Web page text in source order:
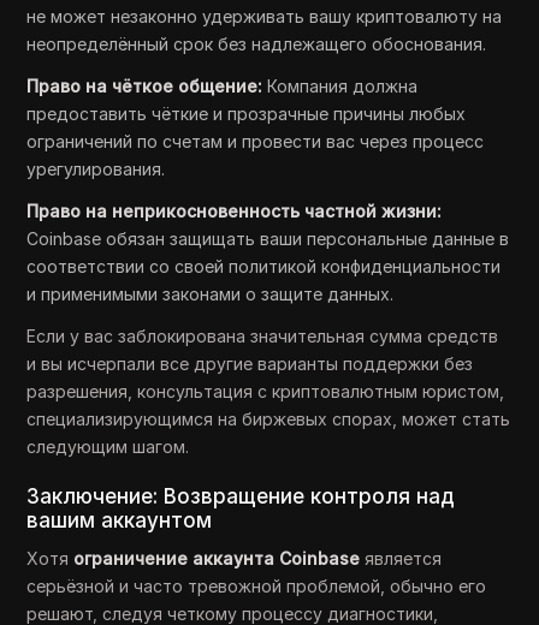
не может незаконно удерживать вашу криптовалюту на
неопределённый срок без надлежащего обоснования.
Право на чёткое общение: Компания должна
предоставить чёткие и прозрачные причины любых
ограничений по счетам и провести вас через процесс
урегулирования.
Право на неприкосновенность частной жизни:
Coinbase обязан защищать ваши персональные данные в
соответствии со своей политикой конфиденциальности
и применимыми законами о защите данных.
Если у вас заблокирована значительная сумма средств
и вы исчерпали все другие варианты поддержки без
разрешения, консультация с криптовалютным юристом,
специализирующимся на биржевых спорах, может стать
следующим шагом.
Заключение: Возвращение контроля над
вашим аккаунтом
Хотя ограничение аккаунта Coinbase является
серьёзной и часто тревожной проблемой, обычно его
решают, следуя четкому процессу диагностики,